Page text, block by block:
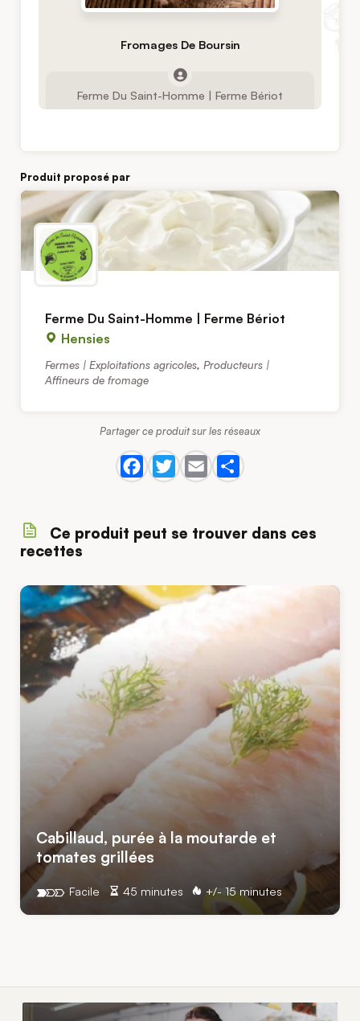
Fromages De Boursin
Ferme Du Saint-Homme | Ferme Bériot
Produit proposé par
Ferme Du Saint-Homme | Ferme Bériot
Hensies
Fermes | Exploitations agricoles, Producteurs |
Affineurs de fromage
Partager ce produit sur les réseaux
Ce produit peut se trouver dans ces
recettes
Cabillaud, purée à la moutarde et
tomates grillées
45 minutes +/- 15 minutes
Facile